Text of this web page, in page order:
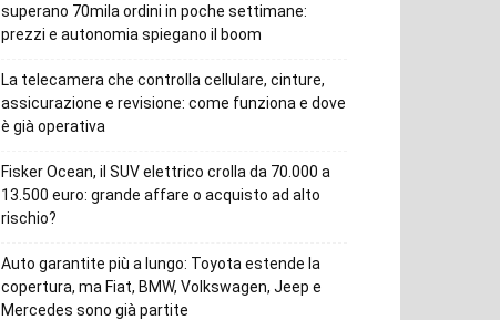
superano 70mila ordini in poche settimane:
prezzi e autonomia spiegano il boom
La telecamera che controlla cellulare, cinture,
assicurazione e revisione: come funziona e dove
è già operativa
Fisker Ocean, il SUV elettrico crolla da 70.000 a
13.500 euro: grande affare o acquisto ad alto
rischio?
Auto garantite più a lungo: Toyota estende la
copertura, ma Fiat, BMW, Volkswagen, Jeep e
Mercedes sono già partite